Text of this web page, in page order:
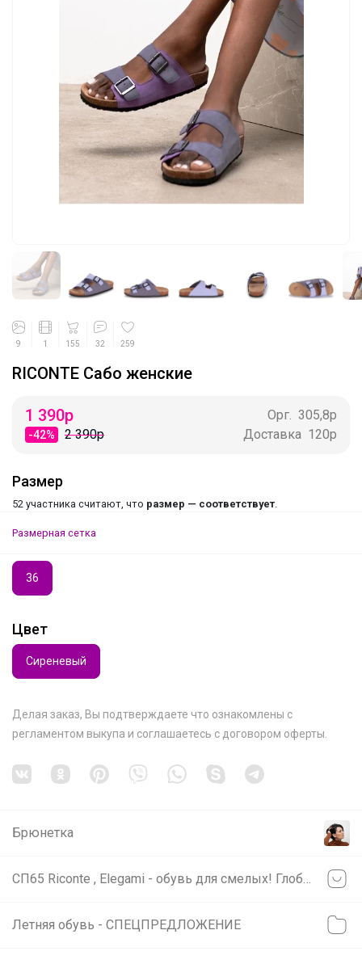
9 1 155 32 259
RICONTE Сабо женские
1 390р
-42% 2 390р
Орг. 305,8р
Доставка 120р
Размер
52 участника считают, что размер — соответствует
Размерная сетка
36
Цвет
Сиреневый
Делая заказ, Вы подтверждаете что ознакомлены с
регламентом выкупа и соглашаетесь с договором оферты
Брюнетка
Летняя обувь - СПЕЦПРЕДЛОЖЕНИЕ